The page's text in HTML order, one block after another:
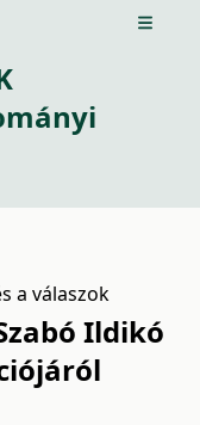
Open
a válaszok
Ildikó